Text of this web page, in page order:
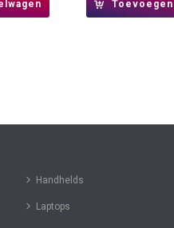
Toevoegen
Handhelds
Laptops